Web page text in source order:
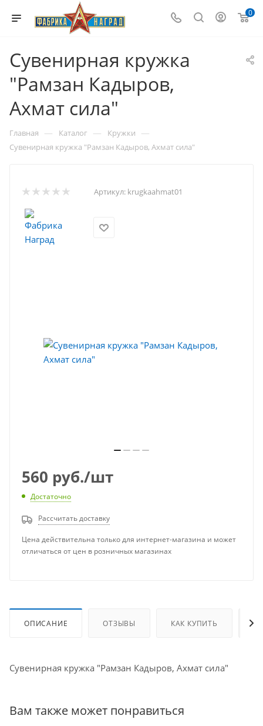
0
Сувенирная кружка
"Рамзан Кадыров,
Ахмат сила"
Главная — Каталог — Кружки —
Сувенирная кружка "Рамзан Кадыров, Ахмат сила"
Артикул: krugkaahmat01
560 руб./шт
Достаточно
Рассчитать доставку
Цена действительна только для интернет-магазина и может
отличаться от цен в розничных магазинах
ОПИСАНИЕ ОТЗЫВЫ КАК КУПИТЬ
Сувенирная кружка "Рамзан Кадыров, Ахмат сила"
Вам также может понравиться